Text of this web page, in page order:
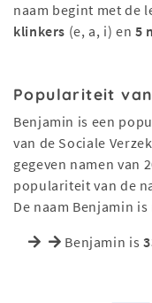
naam begint met de
klinkers (e, a, i) en5
Populariteit
Benjamin is een
van de Sociale
gegeven namen van
populariteit van de
De naam Benjamin
Benjamin is